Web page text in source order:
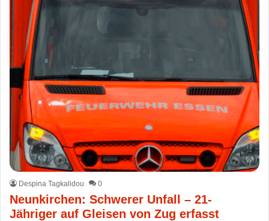
Despina Tagkalidou 0
Neunkirchen: Schwerer Unfall – 21-
Jähriger auf Gleisen von Zug erfasst